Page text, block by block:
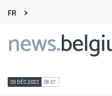
FR
news.
Main
navigation
03 DÉC 2022 08:07